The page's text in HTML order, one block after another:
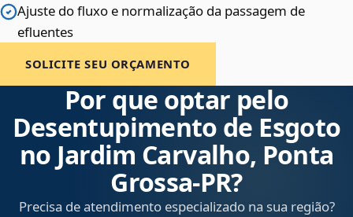
Ajuste do fluxo e normalização da passagem de
efluentes
SOLICITE SEU ORÇAMENTO
Por que optar pelo
Desentupimento de Esgoto
no Jardim Carvalho, Ponta
Grossa‑PR?
Precisa de atendimento especializado na sua região?